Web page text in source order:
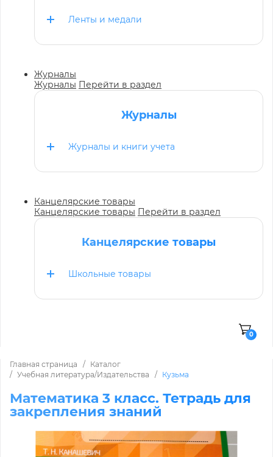
Ленты и медали
Журналы
Журналы Перейти в раздел
Журналы
Журналы и книги учета
Канцелярские товары
Канцелярские товары Перейти в раздел
Канцелярские товары
Школьные товары
0
Главная страница
Каталог
Учебная литература/Издательства
Кузьма
Математика 3 класс. Тетрадь для
закрепления знаний